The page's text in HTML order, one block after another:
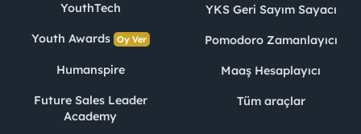
YouthTech
Youth Awards Oy Ver
Humanspire
Future Sales Leader
Academy
YKS Geri Sayım Sayacı
Pomodoro Zamanlayıcı
Maaş Hesaplayıcı
Tüm araçlar